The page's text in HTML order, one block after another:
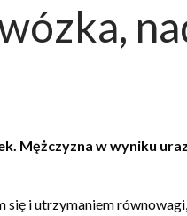
wózka,
Mężczyzna w wyniku
się i utrzymaniem